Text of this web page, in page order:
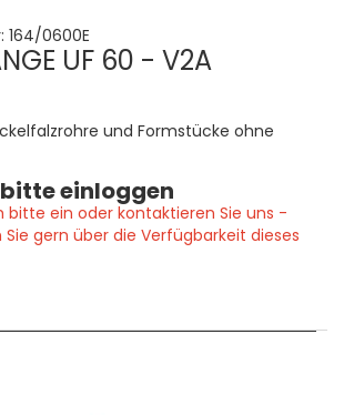
164/0600E
UF 60 - V2A
und Formstücke ohne
bitte einloggen
bitte ein oder kontaktieren Sie uns -
gern über die Verfügbarkeit dieses